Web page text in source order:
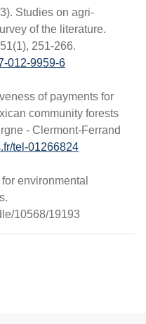
Studies on agri-
of the literature.
251‑266.
012-9959-6
of payments for
community forests
- Clermont-Ferrand
tel-01266824
environmental
10568/19193